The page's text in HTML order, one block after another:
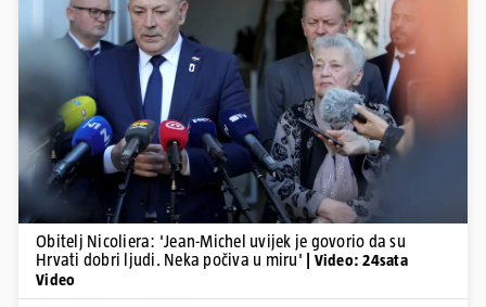
Pokretanje videa...
Obitelj Nicoliera: 'Jean-Michel uvijek je govorio da su
Hrvati dobri ljudi. Neka počiva u miru'
| Video: 24sata
Video